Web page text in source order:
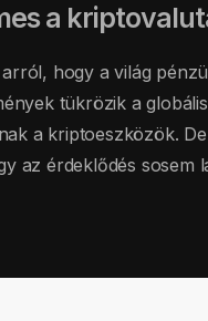
a
hogy a világ
tükrözik a
a kriptoeszközök.
az érdeklődés